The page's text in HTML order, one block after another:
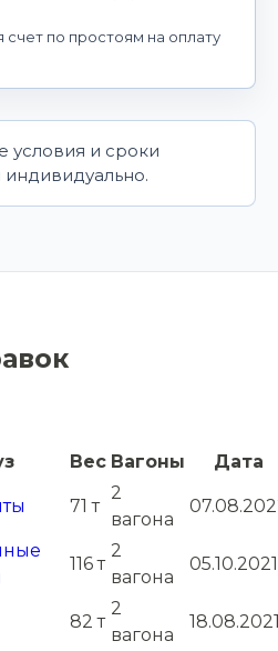
счет по простоям на оплату
условия и сроки
Вес Вагоны Дата
71 т
2
вагона
116 т
2
вагона
05.10.2021
82 т
2
вагона